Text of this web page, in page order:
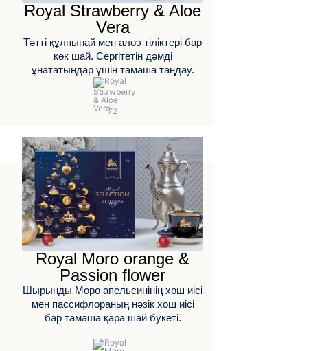
Royal Strawberry & Aloe
Vera
Тәтті құлпынай мен алоэ тіліктері бар
көк шай. Сергітетін дәмді
ұнататындар үшін тамаша таңдау.
Royal Moro orange &
Passion flower
Шырынды Моро апельсинінің хош иісі
мен пассифлораның нәзік хош иісі
бар тамаша қара шай букеті.